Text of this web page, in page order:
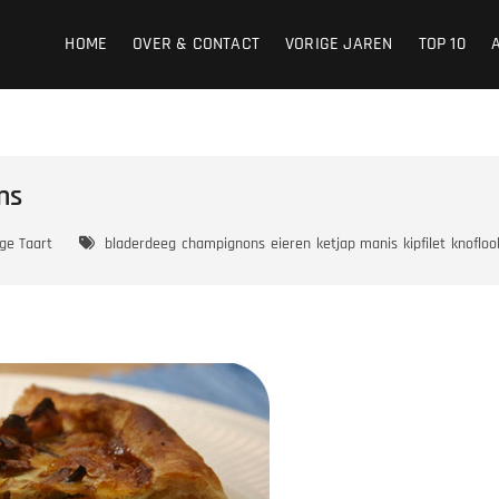
HOME OVER & CONTACT VORIGE JAREN TOP 10
Taart bladerdeeg champignons eieren ketjap manis kipfilet